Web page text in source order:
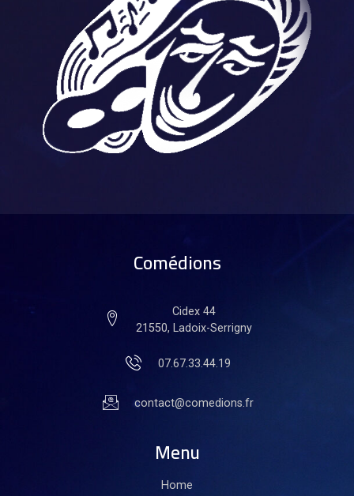
Comédions
Cidex 44
21550, Ladoix-Serrigny
07.67.33.44.19
contact@comedions.fr
Menu
Home